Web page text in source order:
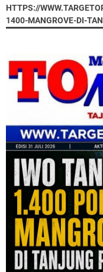
HTTPS://
1400-MANGROVE-DI-